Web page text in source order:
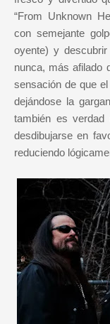
“From Unknown
con semejante
oyente) y
nunca, más afilado
sensación de que
dejándose la
también es
desdibujarse en
reduciendo